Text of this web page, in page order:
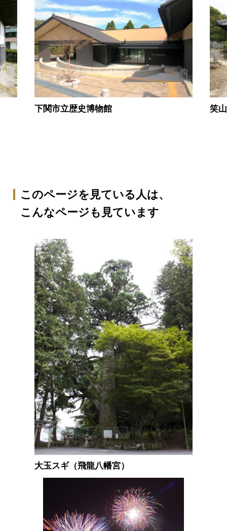
下関市立歴史博物館 笑
このページを見ている人は、
こんなページも見ています
大玉スギ（飛龍八幡宮）